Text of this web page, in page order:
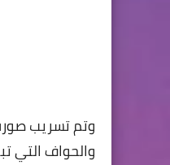
وتم تسريب
والحواف التي